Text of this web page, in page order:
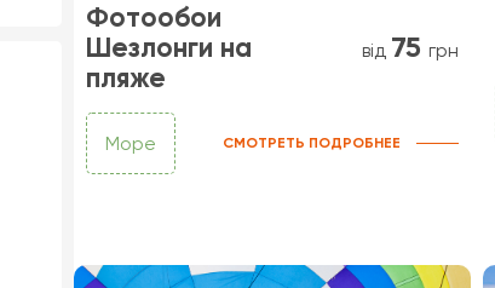
Фотообои
Шезлонги на
пляже
від 75 грн
Море СМОТРЕТЬ ПОДРОБНЕЕ